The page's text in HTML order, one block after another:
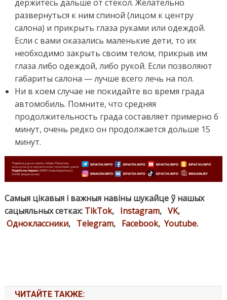
держитесь дальше от стекол. Желательно
развернуться к ним спиной (лицом к центру
салона) и прикрыть глаза руками или одеждой.
Если с вами оказались маленькие дети, то их
необходимо закрыть своим телом, прикрыв им
глаза либо одеждой, либо рукой. Если позволяют
габариты салона — лучше всего лечь на пол.
Ни в коем случае не покидайте во время града
автомобиль. Помните, что средняя
продолжительность града составляет примерно 6
минут, очень редко он продолжается дольше 15
минут.
Самыя цікавыя і важныя навіны шукайце ў нашых
сацыяльных сетках: TikTok, Instagram, VK,
Одноклассники, Telegram, Facebook, Youtube.
ЧИТАЙТЕ ТАКЖЕ: